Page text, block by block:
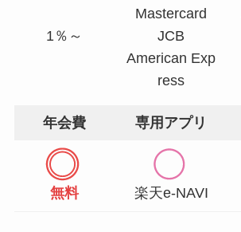
1％～
Mastercard
JCB
American Exp
ress
年会費 専用アプリ
無料 楽天e-NAVI